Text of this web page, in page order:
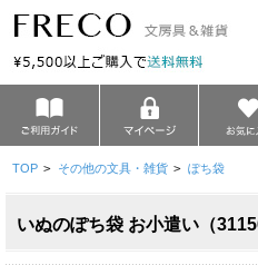
TOP > その他の文具・雑貨 > ぽち袋
いぬのぽち袋 お小遣い（